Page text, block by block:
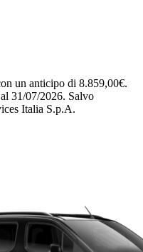
un anticipo di 8.859,00€.
31/07/2026. Salvo
Italia S.p.A.